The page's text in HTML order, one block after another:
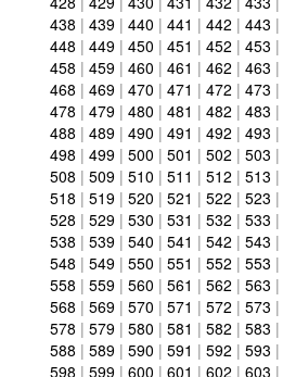
438 | 439 | 440 | 441 | 442 | 443 |
448 | 449 | 450 | 451 | 452 | 453 |
458 | 459 | 460 | 461 | 462 | 463 |
468 | 469 | 470 | 471 | 472 | 473 |
478 | 479 | 480 | 481 | 482 | 483 |
488 | 489 | 490 | 491 | 492 | 493 |
498 | 499 | 500 | 501 | 502 | 503 |
508 | 509 | 510 | 511 | 512 | 513 |
518 | 519 | 520 | 521 | 522 | 523 |
528 | 529 | 530 | 531 | 532 | 533 |
538 | 539 | 540 | 541 | 542 | 543 |
548 | 549 | 550 | 551 | 552 | 553 |
558 | 559 | 560 | 561 | 562 | 563 |
568 | 569 | 570 | 571 | 572 | 573 |
578 | 579 | 580 | 581 | 582 | 583 |
588 | 589 | 590 | 591 | 592 | 593 |
598 | 599 | 600 | 601 | 602 | 603 |